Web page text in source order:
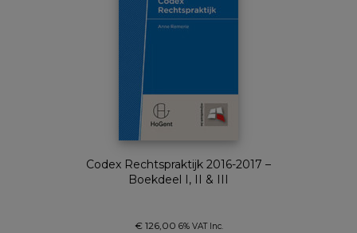
Codex Rechtspraktijk 2016-2017 –
Boekdeel I, II & III
€126,00 6% VAT Inc.